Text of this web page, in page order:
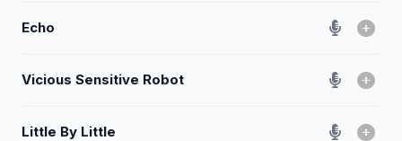
Echo
Vicious Sensitive Robot
Little By Little